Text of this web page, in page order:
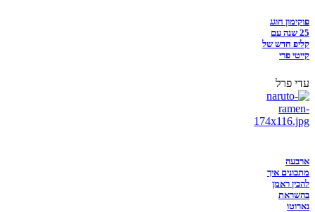
פוקימון חוגג
25 שנה עם
קליפ חדש של
קייטי פרי
עדי פרל
ארבעה
מתכונים איך
להכין ראמן
בהשראת
נארוטו